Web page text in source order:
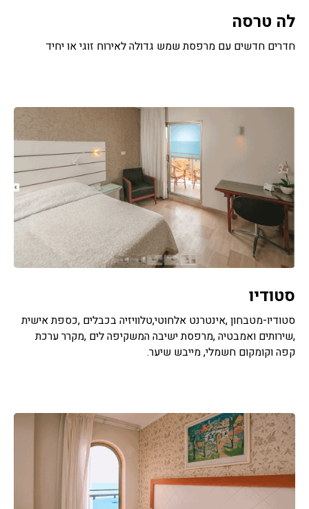
לה טרסה
חדרים חדשים עם מרפסת שמש גדולה לאירוח זוגי או יחיד
סטודיו
סטודיו-מטבחון ,אינטרנט אלחוטי,טלוויזיה בכבלים ,כספת אישית
,שירותים ואמבטיה ,מרפסת ישיבה המשקיפה לים ,מקרר ערכת
קפה וקומקום חשמלי, מייבש שיער.